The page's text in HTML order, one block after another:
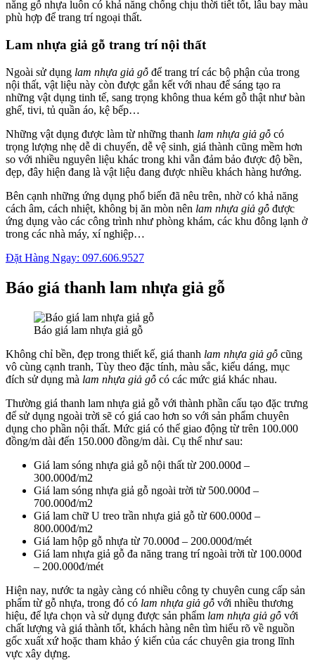
nắng gỗ nhựa luôn có khả năng chống chịu thời tiết tốt, lâu bay màu
phù hợp để trang trí ngoại thất.
Lam nhựa giả gỗ trang trí nội thất
Ngoài sử dụng lam nhựa giả gỗ để trang trí các bộ phận của trong
nội thất, vật liệu này còn được gắn kết với nhau để sáng tạo ra
những vật dụng tinh tế, sang trọng không thua kém gỗ thật như bàn
ghế, tivi, tủ quần áo, kệ bếp…
Những vật dụng được làm từ những thanh lam nhựa giả gỗ có
trọng lượng nhẹ dễ di chuyển, dễ vệ sinh, giá thành cũng mềm hơn
so với nhiều nguyên liệu khác trong khi vẫn đảm bảo được độ bền,
đẹp, đây hiện đang là vật liệu đang được nhiều khách hàng hướng.
Bên cạnh những ứng dụng phổ biến đã nêu trên, nhờ có khả năng
cách âm, cách nhiệt, không bị ăn mòn nên lam nhựa giả gỗ được
ứng dụng vào các công trình như phòng khám, các khu đông lạnh ở
trong các nhà máy, xí nghiệp…
Đặt Hàng Ngay: 097.606.9527
Báo giá thanh lam nhựa giả gỗ
Báo giá lam nhựa giả gỗ
Không chỉ bền, đẹp trong thiết kế, giá thanh lam nhựa giả gỗ cũng
vô cùng cạnh tranh, Tùy theo đặc tính, màu sắc, kiểu dáng, mục
đích sử dụng mà lam nhựa giả gỗ có các mức giá khác nhau.
Thường giá thanh lam nhựa giả gỗ với thành phần cấu tạo đặc trưng
để sử dụng ngoài trời sẽ có giá cao hơn so với sản phẩm chuyên
dụng cho phần nội thất. Mức giá có thể giao động từ trên 100.000
đồng/m dài đến 150.000 đồng/m dài. Cụ thể như sau:
Giá lam sóng nhựa giả gỗ nội thất từ 200.000đ –
300.000đ/m2
Giá lam sóng nhựa giả gỗ ngoài trời từ 500.000đ –
700.000đ/m2
Giá lam chữ U treo trần nhựa giả gỗ từ 600.000đ –
800.000đ/m2
Giá lam hộp gỗ nhựa từ 70.000đ – 200.000đ/mét
Giá lam nhựa giả gỗ đa năng trang trí ngoài trời từ 100.000đ
– 200.000đ/mét
Hiện nay, nước ta ngày càng có nhiều công ty chuyên cung cấp sản
phẩm từ gỗ nhựa, trong đó có lam nhựa giả gỗ với nhiều thương
hiệu, để lựa chọn và sử dụng được sản phẩm lam nhựa giả gỗ với
chất lượng và giá thành tốt, khách hàng nên tìm hiểu rõ về nguồn
gốc xuất xứ hoặc tham khảo ý kiến của các chuyên gia trong lĩnh
vực xây dựng.